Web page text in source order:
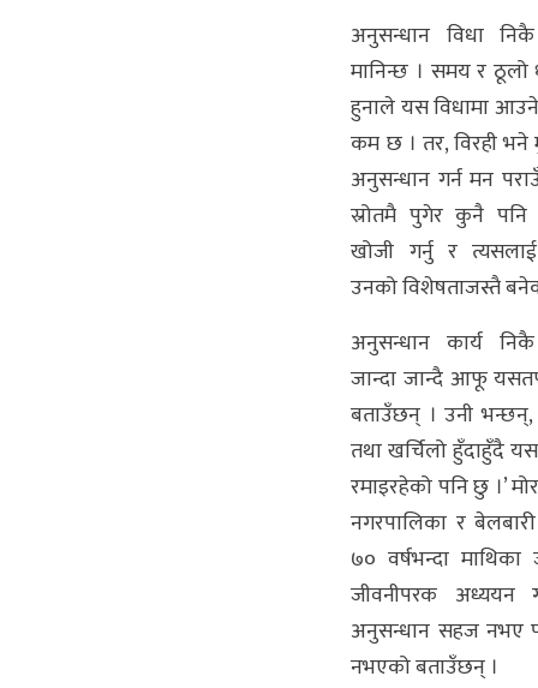
अनुसन्धान विधा
मानिन्छ । समय र ठूलो
हुनाले यस विधामा
कम छ । तर, विरही भने
अनुसन्धान गर्न मन
स्रोतमै पुगेर कुनै पनि
खोजी गर्नु र
उनको विशेषताजस्तै
अनुसन्धान कार्य
जान्दा जान्दै आफू
बताउँछन् । उनी भन्छन्,
तथा खर्चिलो हुँदाहुँदै
रमाइरहेको पनि छु ।’
नगरपालिका र
७० वर्षभन्दा माथिका
जीवनीपरक अध्ययन
अनुसन्धान सहज नभए
नभएको बताउँछन् ।